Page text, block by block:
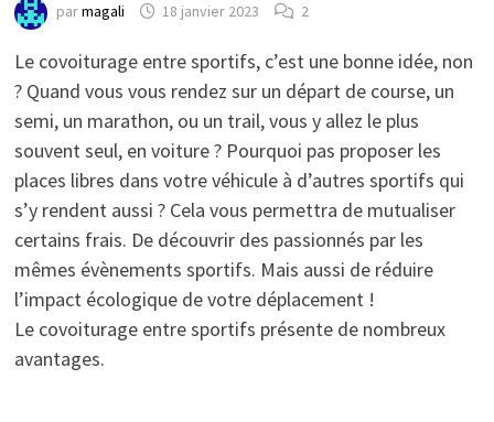
parmagali 18 janvier 2023 2
Le covoiturage entre sportifs, c’est une bonne idée, non
? Quand vous vous rendez sur un départ de course, un
semi, un marathon, ou un trail, vous y allez le plus
souvent seul, en voiture ? Pourquoi pas proposer les
places libres dans votre véhicule à d’autres sportifs qui
s’y rendent aussi ? Cela vous permettra de mutualiser
certains frais. De découvrir des passionnés par les
mêmes évènements sportifs. Mais aussi de réduire
l’impact écologique de votre déplacement !
Le covoiturage entre sportifs présente de nombreux
avantages.